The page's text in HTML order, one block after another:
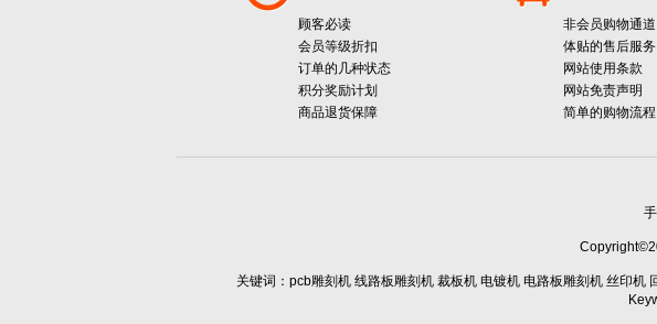
顾客必读
会员等级折扣
订单的几种状态
积分奖励计划
商品退货保障
非会员购物通道
体贴的售后服务
网站使用条款
网站免责声明
简单的购物流程
关键词：pcb雕刻机 线路板雕刻机 裁板机 电镀机 电路板雕刻机 丝印